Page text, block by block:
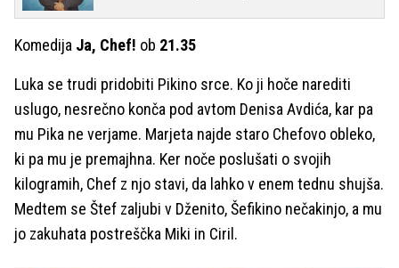
Komedija Ja, Chef! ob 21.35
Luka se trudi pridobiti Pikino srce. Ko ji hoče narediti
uslugo, nesrečno konča pod avtom Denisa Avdića, kar pa
mu Pika ne verjame. Marjeta najde staro Chefovo obleko,
ki pa mu je premajhna. Ker noče poslušati o svojih
kilogramih, Chef z njo stavi, da lahko v enem tednu shujša.
Medtem se Štef zaljubi v Dženito, Šefikino nečakinjo, a mu
jo zakuhata postreščka Miki in Ciril.